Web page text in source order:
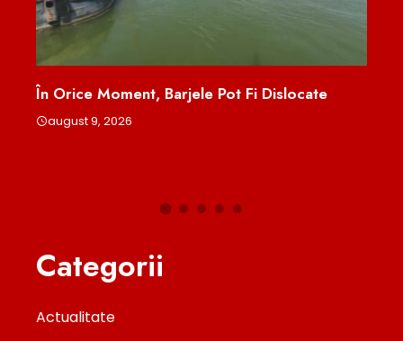
Pot Fi Dislocate
Titularizare 2026: Peste 37.000
Categorii
Actualitate